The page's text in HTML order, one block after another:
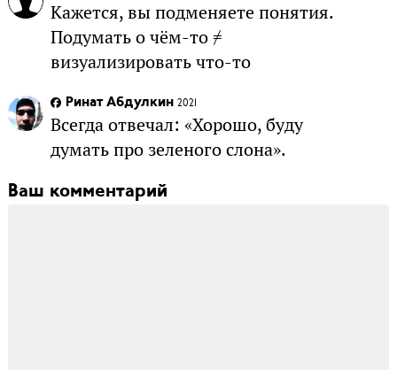
Кажется, вы подменяете понятия.
Подумать о чём-то ≠
визуализировать что-то
Ринат Абдулкин 2021
Всегда отвечал: «Хорошо, буду
думать про зеленого слона».
Ваш комментарий